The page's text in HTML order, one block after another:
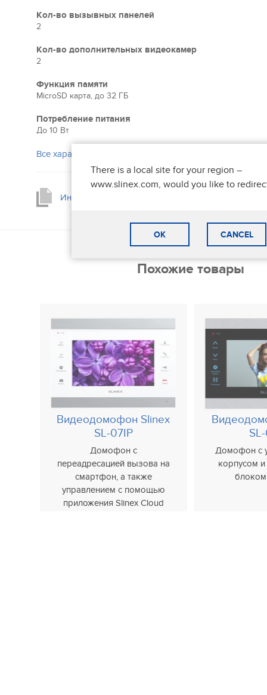
Кол-во вызывных панелей
2
Кол-во дополнительных видеокамер
2
Функция памяти
MicroSD карта, до 32 ГБ
Потребление питания
До 10 Вт
Все характеристики
Инструкция пользователя (PDF)
Похожие товары
Видеодомофон Slinex
SL-07IP
Домофон с
переадресацией вызова на
смартфон, а также
управлением с помощью
приложения Slinex Cloud
Домофон с
корпусом
блоком
There is a local site for your region –
www.slinex.com, would you like to
OK CANCEL